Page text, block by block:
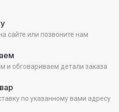
сайте или позвоните нам
и обговариваем детали заказа
по указанному вами адресу